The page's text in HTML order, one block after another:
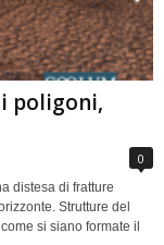
poligoni,
0
distesa di fratture
Strutture del
si siano formate il